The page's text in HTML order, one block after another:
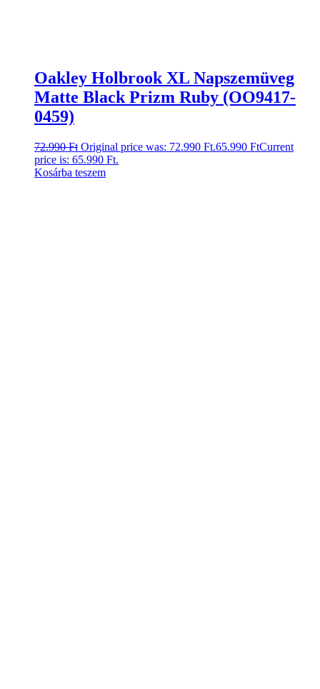
Oakley Holbrook XL Napszemüveg
Matte Black Prizm Ruby (OO9417-
0459)
72.990Ft Original price was: 72.990 Ft.65.990 FtCurrent
price is: 65.990 Ft.
Kosárba teszem